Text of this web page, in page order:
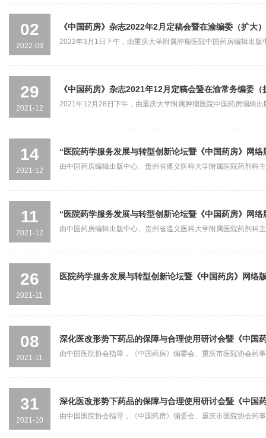
02
2022-03
《中国药房》杂志2022年2月定稿会暨在渝编委（扩大
2022年3月1日下午，由重庆大学附属肿瘤医院中国药房编辑出版
29
2021-12
《中国药房》杂志2021年12月定稿会暨在渝常务编委
2021年12月28日下午，由重庆大学附属肿瘤医院中国药房编辑
14
2021-12
“医院药学服务发展与转型创新论坛暨《中国药房》网
由中国药房编辑出版中心、贵州省遵义医科大学附属医院药剂科
11
2021-12
“医院药学服务发展与转型创新论坛暨《中国药房》网
由中国药房编辑出版中心、贵州省遵义医科大学附属医院药剂科
26
2021-11
医院药学服务发展与转型创新论坛暨《中国药房》网络
08
2021-11
深化医改形势下药品的保障与合理使用研讨会暨《中国
由中国医院协会指导，《中国药房》编委会、重庆市医院协会药
31
2021-10
深化医改形势下药品的保障与合理使用研讨会暨《中国
由中国医院协会指导，《中国药房》编委会、重庆市医院协会药